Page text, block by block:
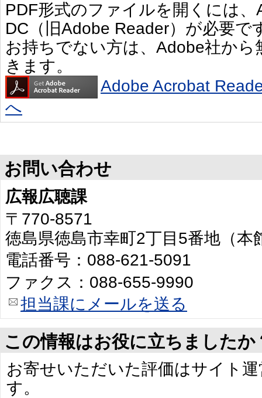
PDF形式のファイルを開くには
DC（旧Adobe Reader）が必要で
お持ちでない方は、Adobe社か
きます。
Adobe Acrobat
へ
お問い合わせ
広報広聴課
〒770-8571
徳島県徳島市幸町2丁目5番地（本
電話番号：088-621-5091
ファクス：088-655-9990
担当課にメールを送る
この情報はお役に立ちましたか
お寄せいただいた評価はサイト
す。